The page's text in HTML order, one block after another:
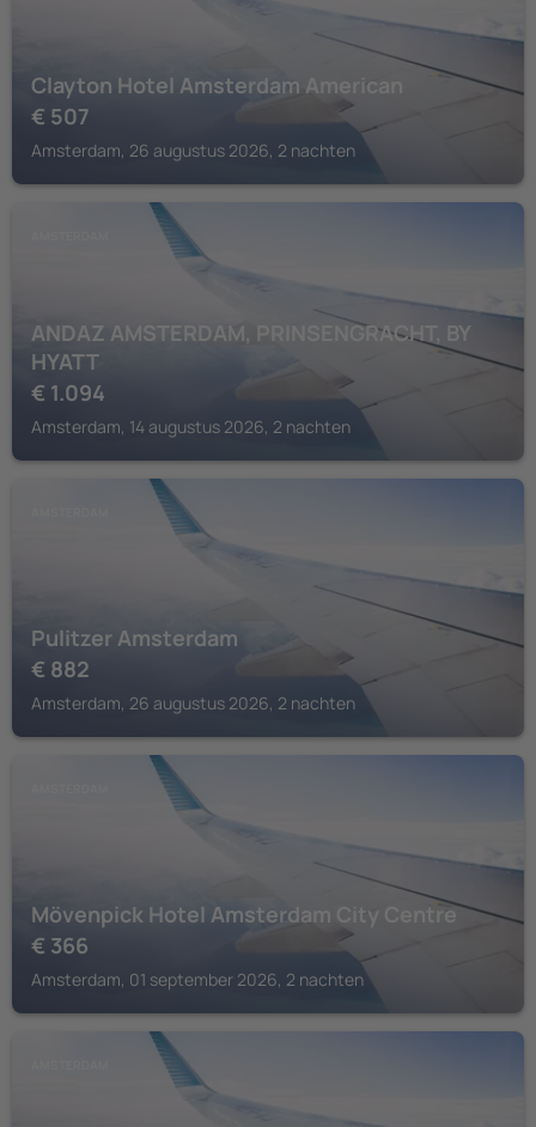
Clayton Hotel Amsterdam American
€ 507
Amsterdam, 26 augustus 2026, 2 nachten
ANDAZ AMSTERDAM, PRINSENGRACHT, BY
HYATT
€ 1.094
Amsterdam, 14 augustus 2026, 2 nachten
Pulitzer Amsterdam
€ 882
Amsterdam, 26 augustus 2026, 2 nachten
Mövenpick Hotel Amsterdam City Centre
€ 366
Amsterdam, 01 september 2026, 2 nachten